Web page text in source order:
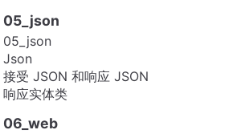
05_json
05_json
Json
接受 JSON 和响应 JSON
响应实体类
06_web